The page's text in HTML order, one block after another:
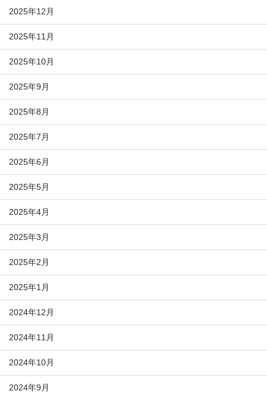
2025年12月
2025年11月
2025年10月
2025年9月
2025年8月
2025年7月
2025年6月
2025年5月
2025年4月
2025年3月
2025年2月
2025年1月
2024年12月
2024年11月
2024年10月
2024年9月